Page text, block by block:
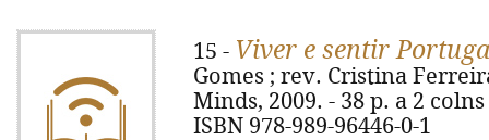
15 - Viver e sentir
Gomes ; rev. Cristina
Minds, 2009. - 38 p. a 2
ISBN 978-989-96446-0-1